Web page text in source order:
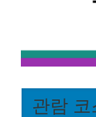
관람 코